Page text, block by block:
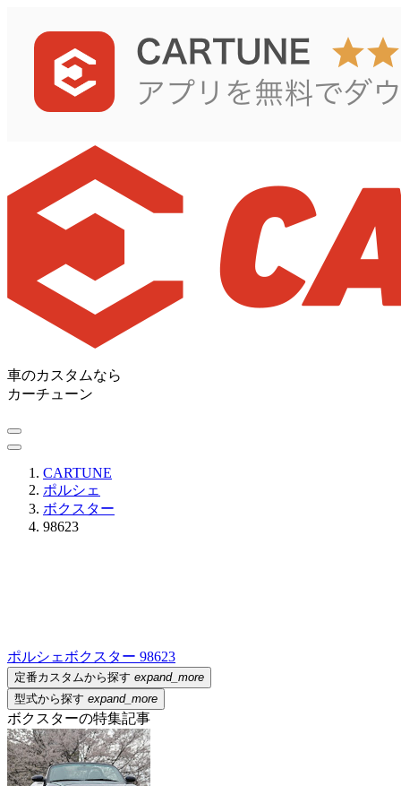
車のカスタムなら
カーチューン
CARTUNE
ポルシェ
ボクスター
98623
ポルシェ ボクスター 98623
定番カスタムから探す expand_more
型式から探す expand_more
ボクスターの特集記事